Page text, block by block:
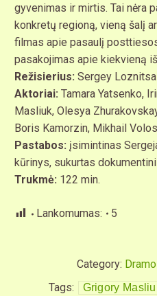
gyvenimas ir mirtis. Tai nėra
konkretų regioną, vieną šalį
filmas apie pasaulį
pasakojimas apie kiekvieną
Režisierius: Sergey Loznitsa
Aktoriai: Tamara Yatsenko,
Masliuk, Olesya
Boris Kamorzin, Mikhail
Pastabos: įsimintinas
kūrinys, sukurtas
Trukmė: 122 min.
Lankomumas: 5
Category:
Tags:
Grigory